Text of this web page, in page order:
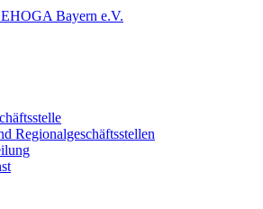
Regionalgeschäftsstellen